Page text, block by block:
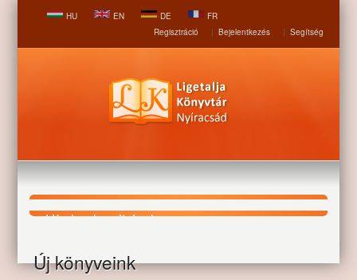
HU EN DE
FR
Regisztráció
| Bejelentkezés | Segítség
Hírek, aktualitások
Nyitólap Hírek, aktualitások Új könyveink
Új könyveink